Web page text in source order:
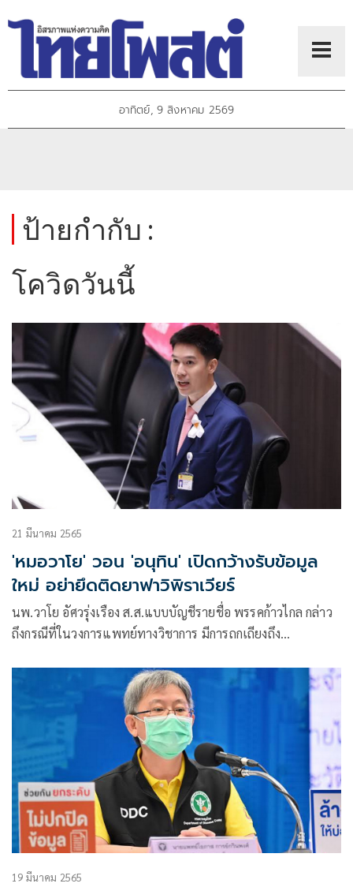
อาทิตย์, 9 สิงหาคม 2569
ป้ายกำกับ :
โควิดวันนี้
21 มีนาคม 2565
'หมอวาโย' วอน 'อนุทิน' เปิดกว้างรับข้อมูล
ใหม่ อย่ายึดติดยาฟาวิพิราเวียร์
นพ.วาโย อัศวรุ่งเรือง ส.ส.แบบบัญชีรายชื่อ พรรคก้าวไกล กล่าว
ถึงกรณีที่ในวงการแพทย์ทางวิชาการ มีการถกเถียงถึง
วิด-19 ว่า สรุปแล้วยาฟาวิพิราเวียร์นั้นมีประสิทธิภาพเพียงพอที่
จะใช้รักษาต้านโรคโควิด-19 หรือไม่ โดยการถกเถียงนั้นแบ่งออก
เป็น 2 ฝ่าย
19 มีนาคม 2565